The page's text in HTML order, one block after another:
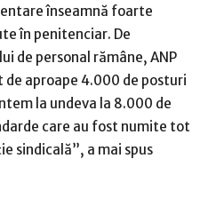
înseamnă foarte
în penitenciar. De
de personal rămâne, ANP
aproape 4.000 de posturi
la undeva la 8.000 de
care au fost numite tot
sindicală”, a mai spus